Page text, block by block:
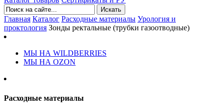
Искать
Главная Каталог Расходные материалы Урология и
проктология Зонды ректальные (трубки газоотводные)
МЫ НА WILDBERRIES
МЫ НА OZON
Расходные материалы